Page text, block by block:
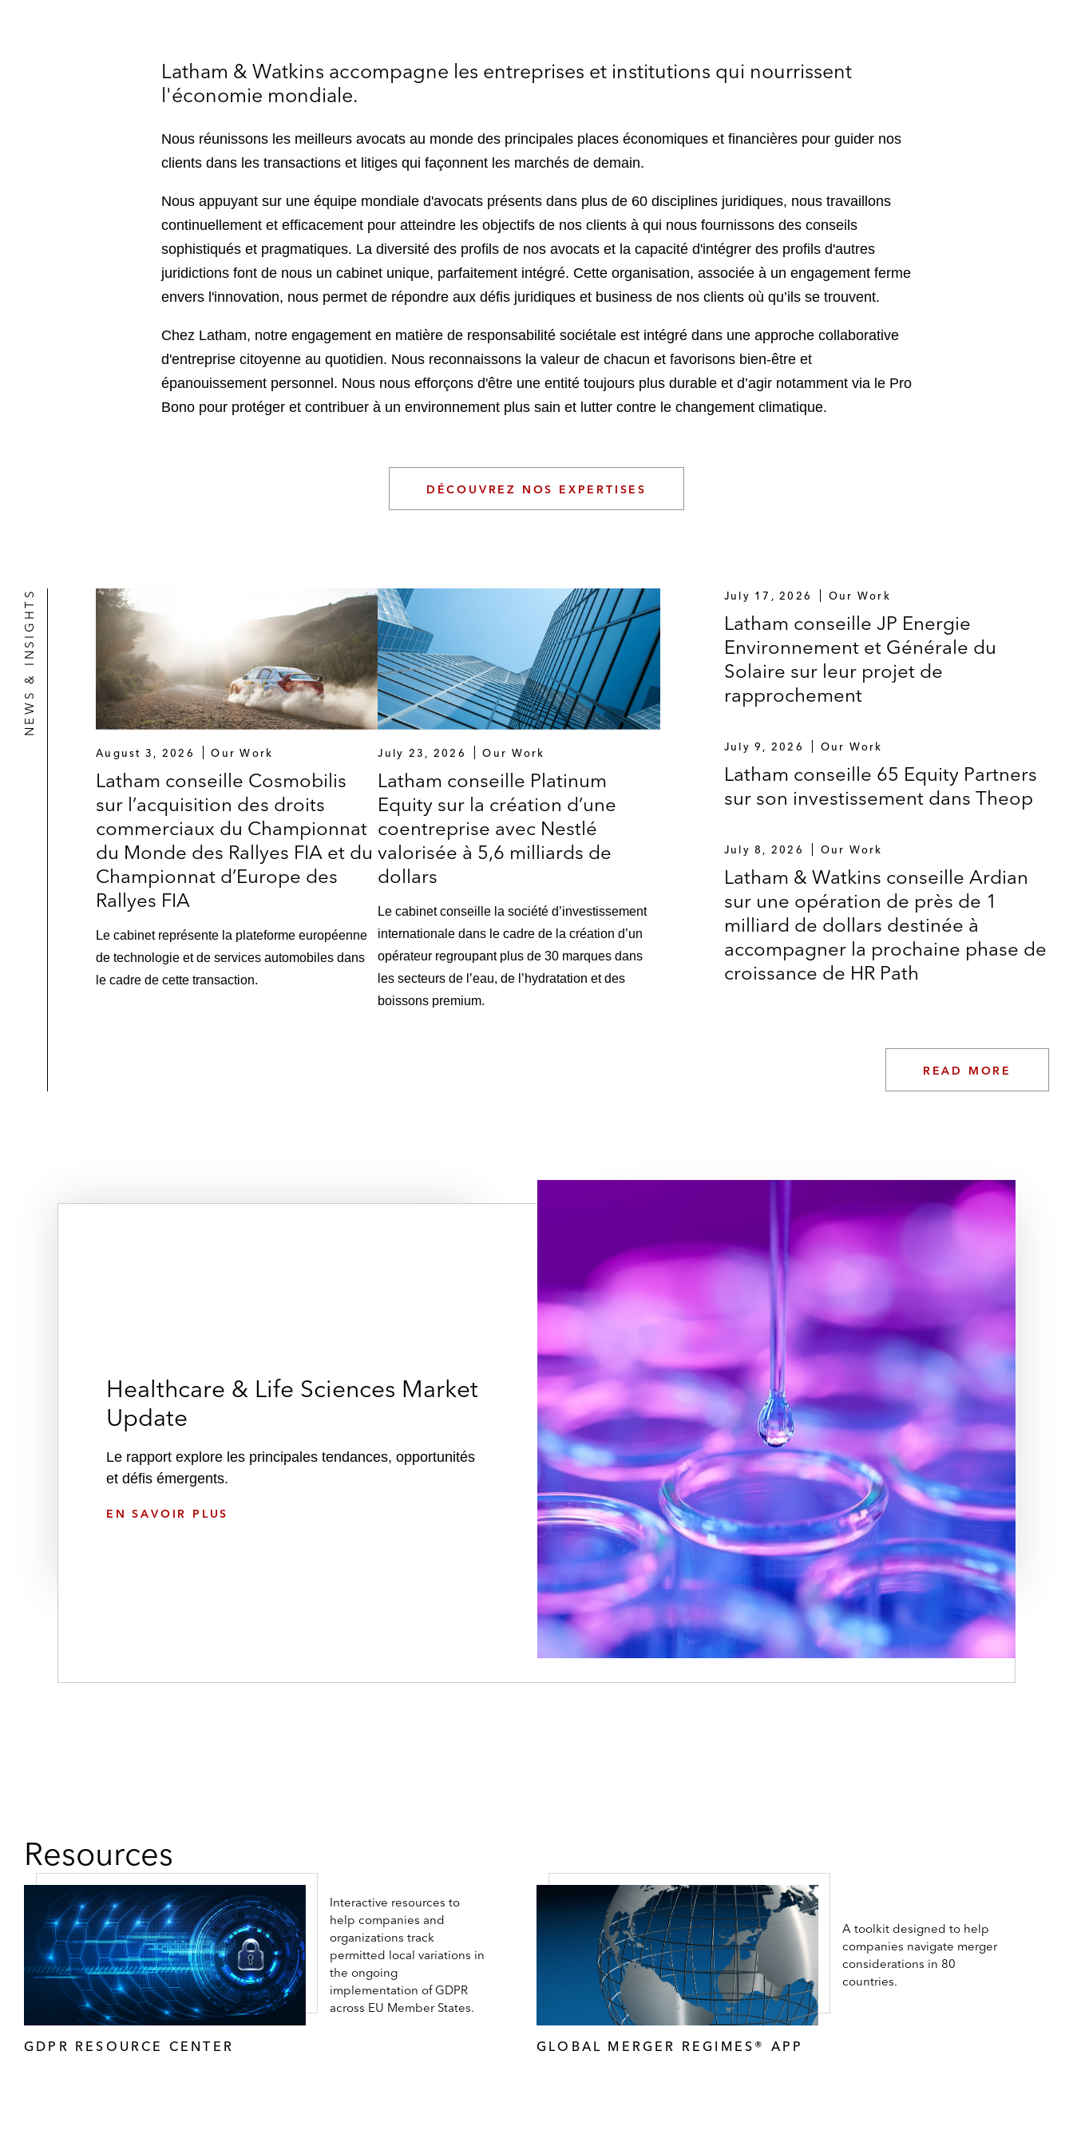
Latham & Watkins accompagne les entreprises et institutions qui nourrissent
l'économie mondiale.
Nous réunissons les meilleurs avocats au monde des principales places économiques et financières pour guider nos
clients dans les transactions et litiges qui façonnent les marchés de demain.
Nous appuyant sur une équipe mondiale d'avocats présents dans plus de 60 disciplines juridiques, nous travaillons
continuellement et efficacement pour atteindre les objectifs de nos clients à qui nous fournissons des conseils
sophistiqués et pragmatiques. La diversité des profils de nos avocats et la capacité d'intégrer des profils d'autres
juridictions font de nous un cabinet unique, parfaitement intégré. Cette organisation, associée à un engagement ferme
envers l'innovation, nous permet de répondre aux défis juridiques et business de nos clients où qu’ils se trouvent.
Chez Latham, notre engagement en matière de responsabilité sociétale est intégré dans une approche collaborative
d'entreprise citoyenne au quotidien. Nous reconnaissons la valeur de chacun et favorisons bien-être et
épanouissement personnel. Nous nous efforçons d'être une entité toujours plus durable et d’agir notamment via le Pro
Bono pour protéger et contribuer à un environnement plus sain et lutter contre le changement climatique.
DÉCOUVREZ NOS EXPERTISES
NEWS & INSIGHTS
August 3, 2026 Our Work
Latham conseille Cosmobilis
sur l’acquisition des droits
commerciaux du Championnat
du Monde des Rallyes FIA et du
Championnat d’Europe des
Rallyes FIA
Le cabinet représente la plateforme européenne
de technologie et de services automobiles dans
le cadre de cette transaction.
July 23, 2026 Our Work
Latham conseille Platinum
Equity sur la création d’une
coentreprise avec Nestlé
valorisée à 5,6 milliards de
dollars
Le cabinet conseille la société d’investissement
internationale dans le cadre de la création d’un
opérateur regroupant plus de 30 marques dans
les secteurs de l’eau, de l’hydratation et des
boissons premium.
July 17, 2026 Our Work
Latham conseille JP Energie
Environnement et Générale du
Solaire sur leur projet de
rapprochement
July 9, 2026 Our Work
Latham conseille 65 Equity Partners
sur son investissement dans Theop
July 8, 2026 Our Work
Latham & Watkins conseille Ardian
sur une opération de près de 1
milliard de dollars destinée à
accompagner la prochaine phase de
croissance de HR Path
READ MORE
Healthcare & Life Sciences Market
Update
Le rapport explore les principales tendances, opportunités
et défis émergents.
EN SAVOIR PLUS
&
M
A
R
K
E
T
U
P
A
Resources
GDPR RESOURCE CENTER
Interactive resources to
help companies and
organizations track
permitted local variations in
the ongoing
implementation of GDPR
across EU Member States.
GLOBAL MERGER REGIMES® APP
A toolkit designed to help
companies navigate merger
considerations in 80
countries.